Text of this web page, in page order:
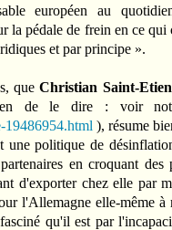
européen au
la pédale de frein en ce
et par principe ».
queChristian Saint-
de le dire : voir
19486954.html ), résume
une politique de
en croquant des
d'exporter chez elle par
l'Allemagne elle-même à
qu'il est par